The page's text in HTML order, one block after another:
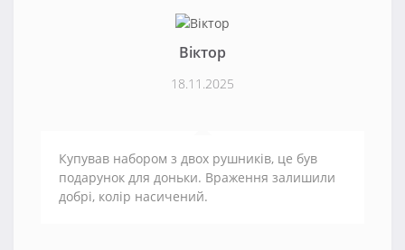
Віктор
18.11.2025
Купував набором з двох рушників, це був
подарунок для доньки. Враження залишили
добрі, колір насичений.